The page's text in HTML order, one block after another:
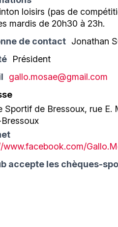
loisirs (pas de
mardis de 20h30 à 23h.
de contact Jonathan
Président
gallo.mosae@gmail.com
Sportif de Bressoux, rue E.
www.facebook.com/
accepte les chèques-